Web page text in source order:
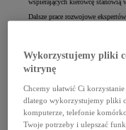
Dalsze prace rozwojowe
Wykorzystujemy pliki
witrynę
Chcemy ułatwić Ci
dlatego wykorzystujemy pliki
komputerze, telefonie
Twoje potrzeby i ulepszać